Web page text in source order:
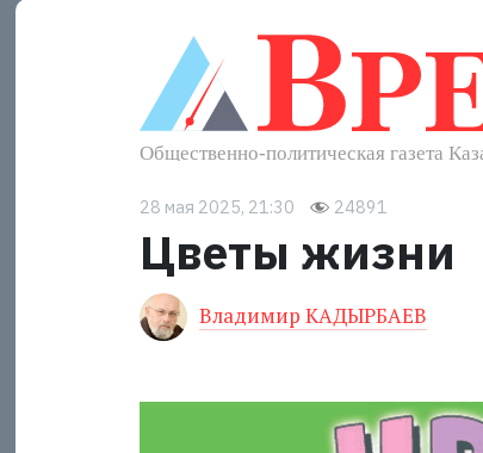
28 мая 2025, 21:30 24891
Цветы жизни
Владимир КАДЫРБАЕВ